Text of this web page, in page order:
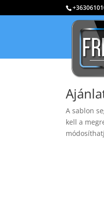
A sablon
kell a